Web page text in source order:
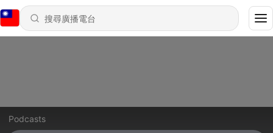
Podcasts